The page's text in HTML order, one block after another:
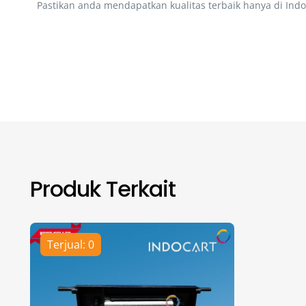
Pastikan anda mendapatkan kualitas terbaik hanya di
Produk Terkait
Terjual: 0